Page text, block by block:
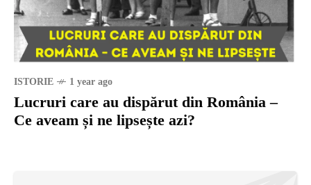
ISTORIE 1 year ago
Lucruri care au dispărut din România –
Ce aveam și ne lipsește azi?